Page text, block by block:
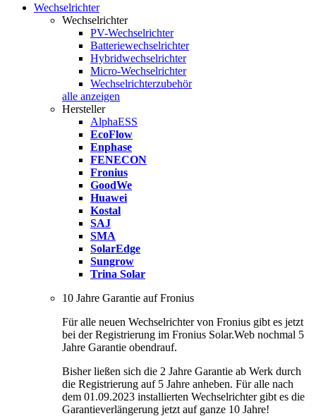
Wechselrichter
Wechselrichter
PV-Wechselrichter
Batteriewechselrichter
Hybridwechselrichter
Micro-Wechselrichter
Wechselrichterzubehör
alle anzeigen
Hersteller
AlphaESS
EcoFlow
Enphase
FENECON
Fronius
GoodWe
Huawei
Kostal
SAJ
SMA
SolarEdge
Sungrow
Trina Solar
10 Jahre Garantie auf Fronius
Für alle neuen Wechselrichter von Fronius gibt es jetzt
bei der Registrierung im Fronius Solar.Web nochmal 5
Jahre Garantie obendrauf.
Bisher ließen sich die 2 Jahre Garantie ab Werk durch
die Registrierung auf 5 Jahre anheben. Für alle nach
dem 01.09.2023 installierten Wechselrichter gibt es die
Garantieverlängerung jetzt auf ganze 10 Jahre!